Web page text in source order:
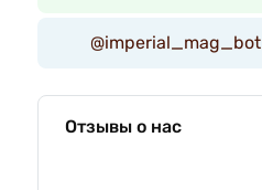
@imperial_mag_bot
Отзывы о нас